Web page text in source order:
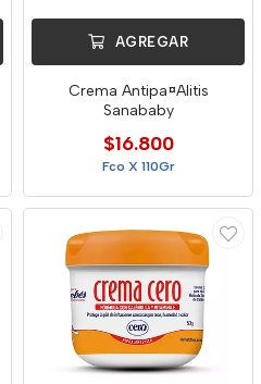
AGREGAR
Crema Antipa¤Alitis
Sanababy
$16.800
Fco X 110Gr